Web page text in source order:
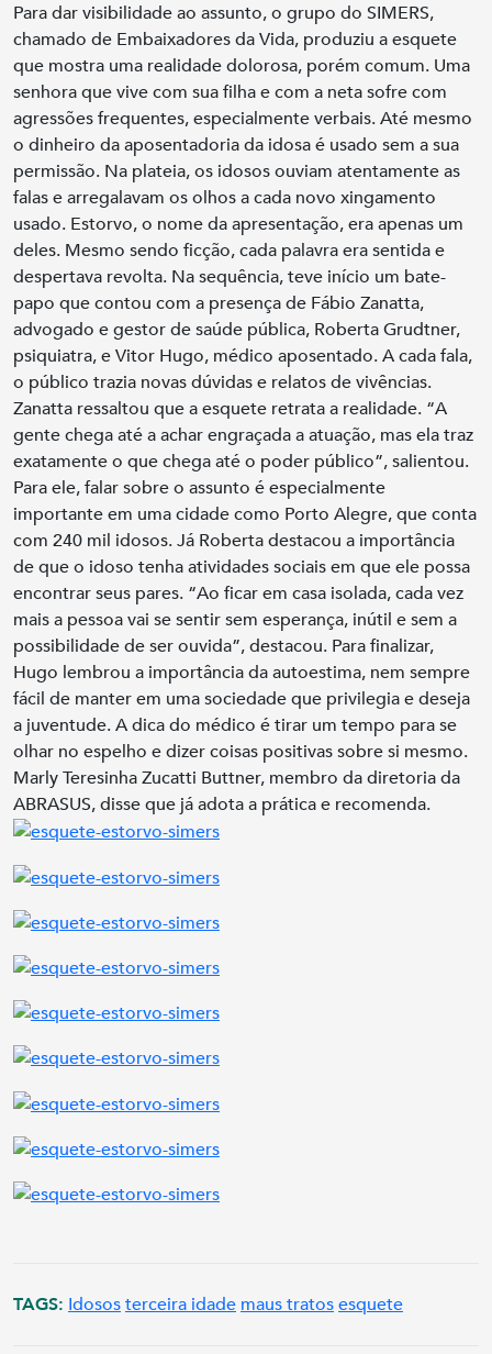
Para dar visibilidade ao assunto, o grupo do SIMERS,
chamado de Embaixadores da Vida, produziu a esquete
que mostra uma realidade dolorosa, porém comum. Uma
senhora que vive com sua filha e com a neta sofre com
agressões frequentes, especialmente verbais. Até mesmo
o dinheiro da aposentadoria da idosa é usado sem a sua
permissão. Na plateia, os idosos ouviam atentamente as
falas e arregalavam os olhos a cada novo xingamento
usado. Estorvo, o nome da apresentação, era apenas um
deles. Mesmo sendo ficção, cada palavra era sentida e
despertava revolta. Na sequência, teve início um bate-
papo que contou com a presença de Fábio Zanatta,
advogado e gestor de saúde pública, Roberta Grudtner,
psiquiatra, e Vitor Hugo, médico aposentado. A cada fala,
o público trazia novas dúvidas e relatos de vivências.
Zanatta ressaltou que a esquete retrata a realidade. “A
gente chega até a achar engraçada a atuação, mas ela traz
exatamente o que chega até o poder público”, salientou.
Para ele, falar sobre o assunto é especialmente
importante em uma cidade como Porto Alegre, que conta
com 240 mil idosos. Já Roberta destacou a importância
de que o idoso tenha atividades sociais em que ele possa
encontrar seus pares. “Ao ficar em casa isolada, cada vez
mais a pessoa vai se sentir sem esperança, inútil e sem a
possibilidade de ser ouvida”, destacou. Para finalizar,
Hugo lembrou a importância da autoestima, nem sempre
fácil de manter em uma sociedade que privilegia e deseja
a juventude. A dica do médico é tirar um tempo para se
olhar no espelho e dizer coisas positivas sobre si mesmo.
Marly Teresinha Zucatti Buttner, membro da diretoria da
ABRASUS, disse que já adota a prática e recomenda.
TAGS: Idososterceira idade maus tratosesquete